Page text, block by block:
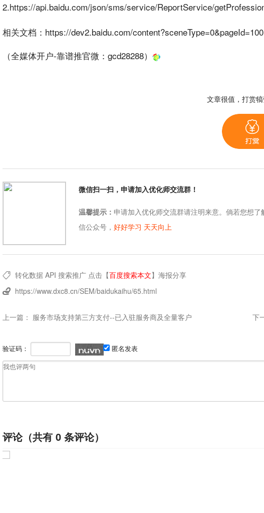
2.https://api.baidu.com/json/sms/service/ReportService/
相关文档：https://dev2.baidu.com/
（全媒体开户-靠谱推官微： gcd28288）
文章很值，打赏
微信扫一扫，申请加入优化师交流群！
温馨提示： 申请加入优化师交流群请注明来意。倘若您想
信公众号， 好好学习 天天向上
 转化数据 API 搜索推广点击【百度搜索本文】 海报分享
 https://www.dxc8.cn/SEM/baidukaihu/65.html
上一篇： 服务市场支持第三方支付--已入驻服务商及全量客户 下
验证码： 匿名发表
评论（共有 0 条评论）